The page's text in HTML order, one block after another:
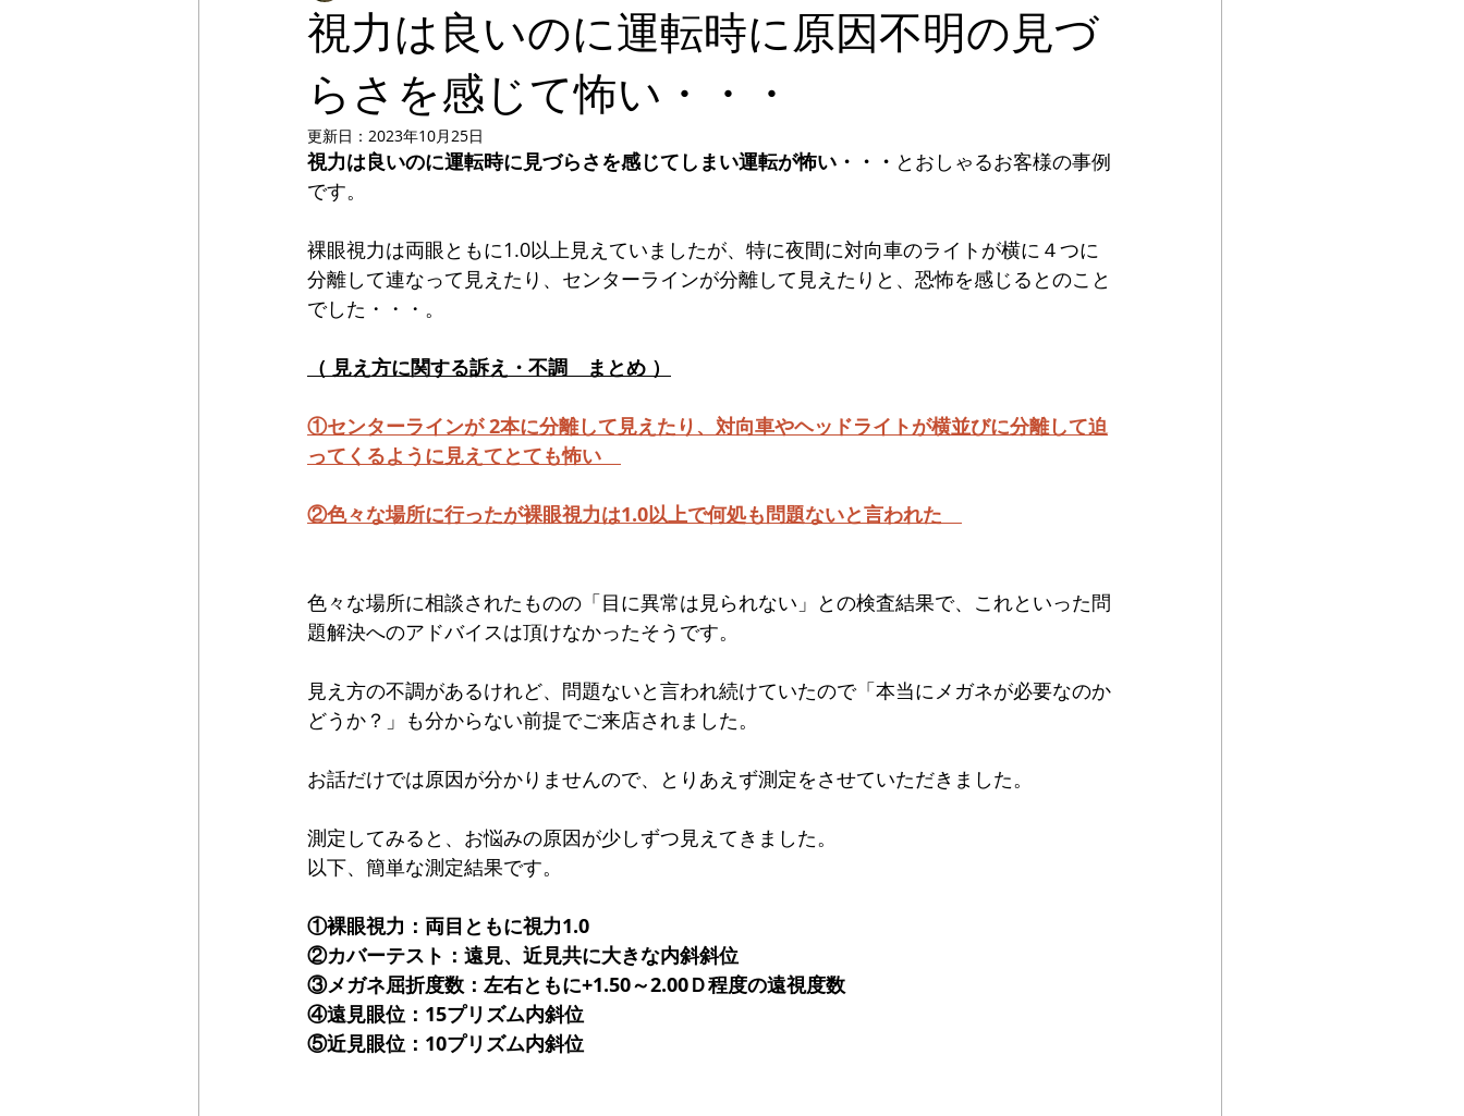
ビジョントレーニング レンズについて 遠近両用レンズ
疲れ目緩和メガネ 白内障術後メガネ ヨークトプリズムメガネ 脳梗塞後遺症メガネ 強度近視用メガネ
偏光レンズ 調光レンズ Mr.Gentleman EyeWear Maison de luxe Lunettes 内藤熊八 作 mamuse
視力は良いのに運転時に原因不明の見づ
らさを感じて怖い・・・
更新日： 2023年10月25日
視力は良いのに運転時に見づらさを感じてしまい運転が怖い・・・ とおしゃるお客様の事例
です。
裸眼視力は両眼ともに1.0以上見えていましたが、特に夜間に対向車のライトが横に４つに
分離して連なって見えたり、センターラインが分離して見えたりと、恐怖を感じるとのこと
でした・・・。
（ 見え方に関する訴え・不調　まとめ ）
①センターラインが 2本に分離して見えたり、対向車やヘッドライトが横並びに分離して迫
ってくるように見えてとても怖い
②色々な場所に行ったが裸眼視力は1.0以上で何処も問題ないと言われた
色々な場所に相談されたものの「目に異常は見られない」との検査結果で、これといった問
題解決へのアドバイスは頂けなかったそうです。
見え方の不調があるけれど、問題ないと言われ続けていたので「本当にメガネが必要なのか
どうか？」も分からない前提でご来店されました。
お話だけでは原因が分かりませんので、とりあえず測定をさせていただきました。
測定してみると、お悩みの原因が少しずつ見えてきました。
以下、簡単な測定結果です。
①裸眼視力：両目ともに視力1.0
②カバーテスト：遠見、近見共に大きな内斜斜位
③メガネ屈折度数：左右ともに+1.50～2.00Ｄ程度の遠視度数
④遠見眼位：15プリズム内斜位
⑤近見眼位：10プリズム内斜位